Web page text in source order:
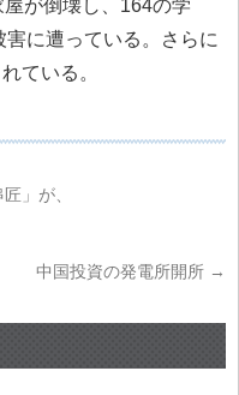
が倒壊し、164の学
に遭っている。さらに
ている。
」が、
中国投資の発電所開所 →